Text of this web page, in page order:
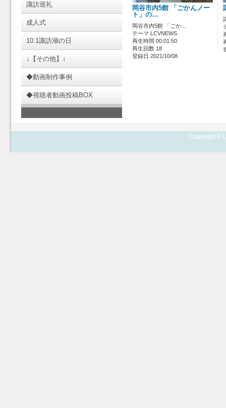
諏訪巡礼
成人式
10.1諏訪湖の日
↓【その他】↓
◆動画制作事例
◆視聴者動画投稿BOX
岡谷市内5館 「ごかんノー
ト」の…
岡谷市内5館 「ごか…
テーマ LCVNEWS
再生時間 00:01:50
再生回数 18
登録日 2021/10/08
Copyright ©